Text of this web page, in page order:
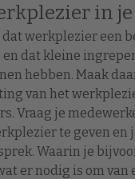
in je
dat werkplezier een
dat kleine
hebben. Maak
van het
Vraag je
te geven en
Waarin je
er nodig is om van